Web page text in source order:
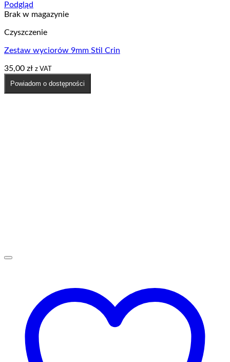
Podgląd
Brak w magazynie
Czyszczenie
Zestaw wyciorów 9mm Stil Crin
35,00 zł z VAT
Powiadom o dostępności